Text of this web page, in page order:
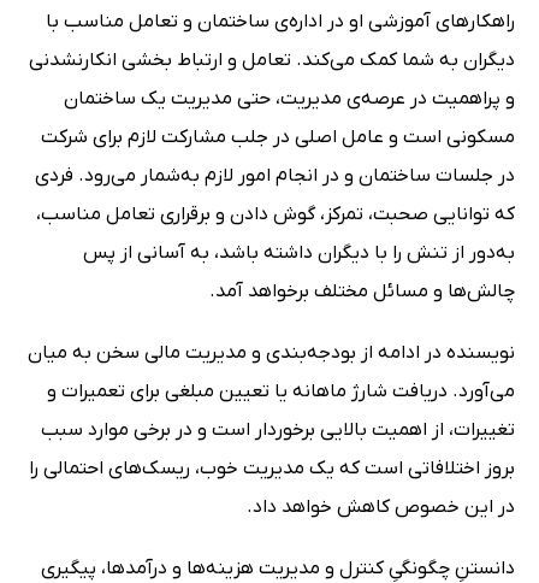
راهکارهای آموزشی او در اداره‌ی ساختمان و تعامل مناسب با
دیگران به شما کمک می‌کند. تعامل و ارتباط بخشی انکارنشدنی
و پراهمیت در عرصه‌ی مدیریت، حتی مدیریت یک ساختمان
مسکونی است و عامل اصلی در جلب مشارکت لازم برای شرکت
در جلسات ساختمان و در انجام امور لازم به‌شمار می‌رود. فردی
که توانایی صحبت، تمرکز، گوش دادن و برقراری تعامل مناسب،
به‌دور از تنش را با دیگران داشته باشد، به آسانی از پس
چالش‌ها و مسائل مختلف برخواهد آمد.
نویسنده در ادامه از بودجه‌بندی و مدیریت مالی سخن به میان
می‌آورد. دریافت شارژ ماهانه یا تعیین مبلغی برای تعمیرات و
تغییرات، از اهمیت بالایی برخوردار است و در برخی موارد سبب
بروز اختلافاتی است که یک مدیریت خوب، ریسک‌های احتمالی را
در این خصوص کاهش خواهد داد.
دانستنِ چگونگیِ کنترل و مدیریت هزینه‌ها و درآمدها، پیگیری